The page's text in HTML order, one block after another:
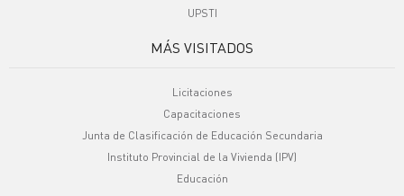
UPSTI
MÁS VISITADOS
Licitaciones
Capacitaciones
Junta de Clasificación de Educación Secundaria
Instituto Provincial de la Vivienda (IPV)
Educación